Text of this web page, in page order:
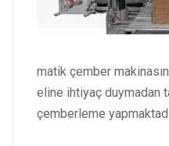
matik çember
eline ihtiyaç duymadan
çemberleme